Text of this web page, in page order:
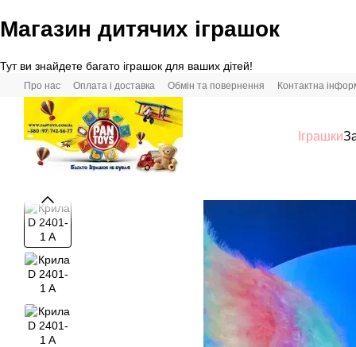
Перейти до основного контенту
Магазин дитячих іграшок
Тут ви знайдете багато іграшок для ваших дітей!
Про нас Оплата і доставка Обмін та повернення Контактна
Іграшки